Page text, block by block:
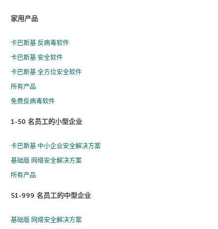
家用产品
卡巴斯基 反病毒软件
卡巴斯基 安全软件
卡巴斯基 全方位安全软件
所有产品
免费反病毒软件
1-50 名员工的小型企业
卡巴斯基 中小企业安全解决方案
基础版 网络安全解决方案
所有产品
51-999 名员工的中型企业
基础版 网络安全解决方案